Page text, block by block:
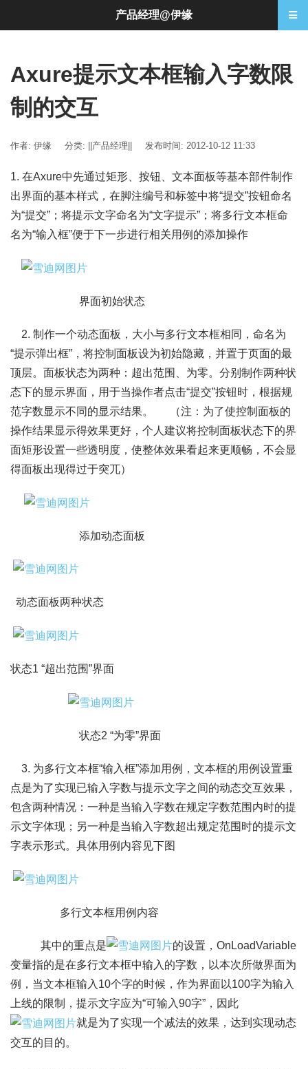
Axure提示文本框输入字数限
制的交互
作者: 伊缘 分类: ||产品经理|| 发布时间: 2012-10-12 11:33
1. 在Axure中先通过矩形、按钮、文本面板等基本部件制作
出界面的基本样式，在脚注编号和标签中将“提交”按钮命名
为“提交”；将提示文字命名为“文字提示”；将多行文本框命
名为“输入框”便于下一步进行相关用例的添加操作
界面初始状态
2. 制作一个动态面板，大小与多行文本框相同，命名为
“提示弹出框”，将控制面板设为初始隐藏，并置于页面的最
顶层。面板状态为两种：超出范围、为零。分别制作两种状
态下的显示界面，用于当操作者点击“提交”按钮时，根据规
范字数显示不同的显示结果。 （注：为了使控制面板的
操作结果显示得效果更好，个人建议将控制面板状态下的界
面矩形设置一些透明度，使整体效果看起来更顺畅，不会显
得面板出现得过于突兀）
添加动态面板
动态面板两种状态
状态1 “超出范围”界面
状态2 “为零”界面
3. 为多行文本框“输入框”添加用例，文本框的用例设置重
点是为了实现已输入字数与提示文字之间的动态交互效果，
包含两种情况：一种是当输入字数在规定字数范围内时的提
示文字体现；另一种是当输入字数超出规定范围时的提示文
字表示形式。具体用例内容见下图
多行文本框用例内容
其中的重点是
的设置，OnLoadVariable
变量指的是在多行文本框中输入的字数，以本次所做界面为
例，当文本框输入10个字的时候，作为界面以100字为输入
上线的限制，提示文字应为“可输入90字”，因此
就是为了实现一个减法的效果，达到实现动态
交互的目的。
产品经理@伊缘